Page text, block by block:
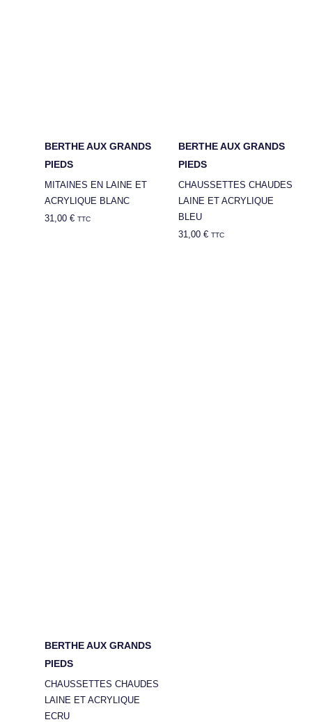
BERTHE AUX GRANDS
PIEDS
MITAINES EN LAINE ET
ACRYLIQUE BLANC
31,00 € TTC
BERTHE AUX GRANDS
PIEDS
CHAUSSETTES CHAUDES
LAINE ET ACRYLIQUE
BLEU
31,00 € TTC
BERTHE AUX GRANDS
PIEDS
CHAUSSETTES CHAUDES
LAINE ET ACRYLIQUE
ECRU